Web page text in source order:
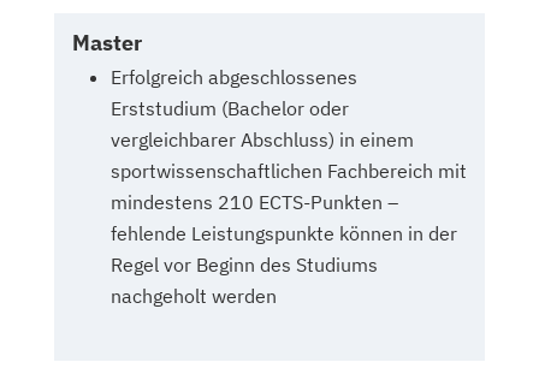
Master
Erfolgreich abgeschlossenes
Erststudium (Bachelor oder
vergleichbarer Abschluss) in einem
sportwissenschaftlichen Fachbereich mit
mindestens 210 ECTS-Punkten –
fehlende Leistungspunkte können in der
Regel vor Beginn des Studiums
nachgeholt werden